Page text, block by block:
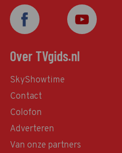
Over TVgids.nl
SkyShowtime
Contact
Colofon
Adverteren
Van onze partners